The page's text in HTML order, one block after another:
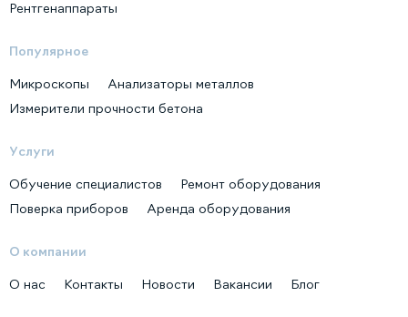
Рентгенаппараты
Популярное
Микроскопы
Анализаторы металлов
Измерители прочности бетона
Услуги
Обучение специалистов
Ремонт оборудования
Поверка приборов
Аренда оборудования
О компании
О нас Контакты Новости Вакансии Блог